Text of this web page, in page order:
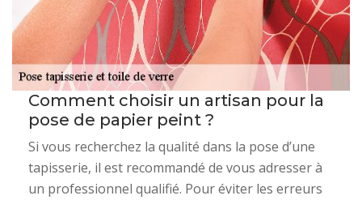
Comment choisir un artisan pour la
pose de papier peint ?
Si vous recherchez la qualité dans la pose d’une
tapisserie, il est recommandé de vous adresser à
un professionnel qualifié. Pour éviter les erreurs